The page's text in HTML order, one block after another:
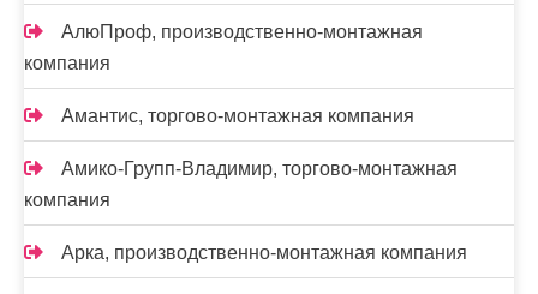
АлюПроф, производственно-монтажная
компания
Амантис, торгово-монтажная компания
Амико-Групп-Владимир, торгово-монтажная
компания
Арка, производственно-монтажная компания